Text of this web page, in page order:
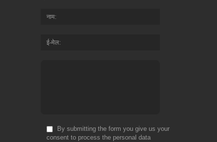
नाम
ई-मेल
By submitting the form you give us your
consent to process the personal data